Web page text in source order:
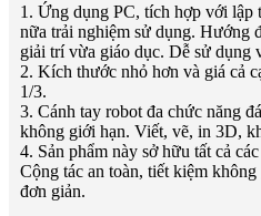
1. Ứng dụng PC, tích hợp với lập
nữa trải nghiệm sử dụng. Hướng
giải trí vừa giáo dục. Dễ sử dụng
2. Kích thước nhỏ hơn và giá cả
1/3.
3. Cánh tay robot đa chức năng
không giới hạn. Viết, vẽ, in 3D,
4. Sản phẩm này sở hữu tất cả
Cộng tác an toàn, tiết kiệm
đơn giản.